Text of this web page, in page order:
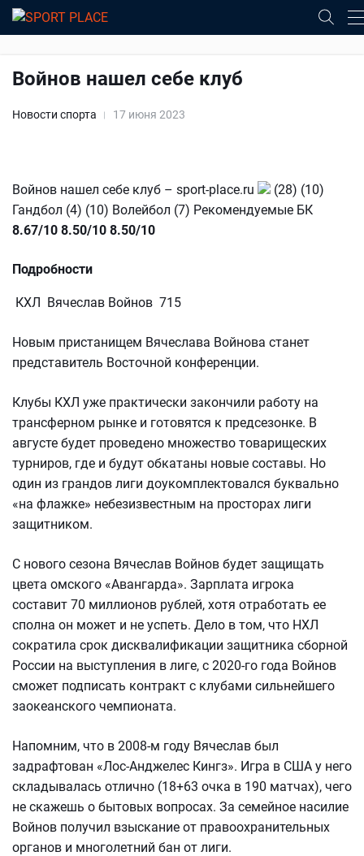
Войнов нашел себе клуб
Новости спорта 17 июня 2023
Войнов нашел себе клуб – sport-place.ru
(28) (10)
Гандбол (4) (10) Волейбол (7) Рекомендуемые БК
8.67/10 8.50/10 8.50/10
Подробности
КХЛ Вячеслав Войнов 715
Новым пристанищем Вячеслава Войнова станет
представитель Восточной конференции.
Клубы КХЛ уже практически закончили работу на
трансферном рынке и готовятся к предсезонке. В
августе будет проведено множество товарищеских
турниров, где и будут обкатаны новые составы. Но
один из грандов лиги доукомплектовался буквально
«на флажке» небезизвестным на просторах лиги
защитником.
С нового сезона Вячеслав Войнов будет защищать
цвета омского «Авангарда». Зарплата игрока
составит 70 миллионов рублей, хотя отработать ее
сполна он может и не успеть. Дело в том, что НХЛ
сократила срок дисквалификации защитника сборной
России на выступления в лиге, с 2020-го года Войнов
сможет подписать контракт с клубами сильнейшего
заокеанского чемпионата.
Напомним, что в 2008-м году Вячеслав был
задрафтован «Лос-Анджелес Кингз». Игра в США у него
складывалась отлично (18+63 очка в 190 матчах), чего
не скажешь о бытовых вопросах. За семейное насилие
Войнов получил взыскание от правоохранительных
органов и многолетний бан от лиги.